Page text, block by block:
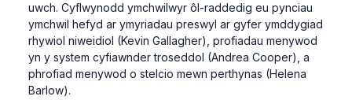
uwch. Cyflwynodd ymchwilwyr ôl-raddedig eu pynciau
ymchwil hefyd ar ymyriadau preswyl ar gyfer ymddygiad
rhywiol niweidiol (Kevin Gallagher), profiadau menywod
yn y system cyfiawnder troseddol (Andrea Cooper), a
phrofiad menywod o stelcio mewn perthynas (Helena
Barlow).